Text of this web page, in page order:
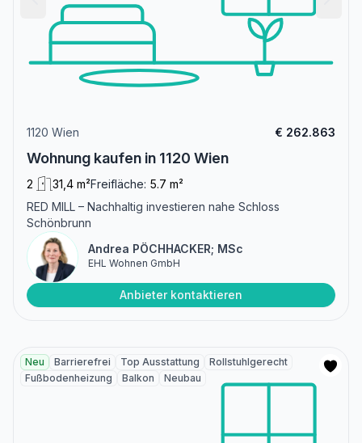
1120 Wien € 262.863
Wohnung kaufen in 1120 Wien
2 31,4 m²Freifläche: 5.7 m²
RED MILL – Nachhaltig investieren nahe Schloss
Schönbrunn
Andrea PÖCHHACKER; MSc
EHL Wohnen GmbH
Anbieter kontaktieren
Neu Barrierefrei Top Ausstattung
Rollstuhlgerecht
Fußbodenheizung
Balkon Neubau